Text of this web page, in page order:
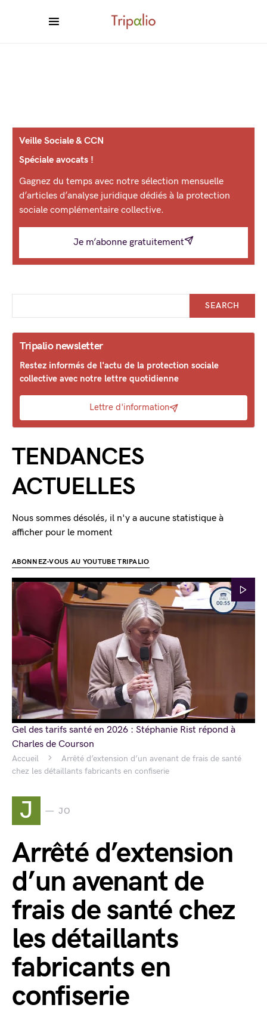
Accueil
Arrêté d’extension d’un avenant de frais de santé
chez les détaillants fabricants en confiserie
J JO
Arrêté d’extension
d’un avenant de
frais de santé chez
les détaillants
fabricants en
confiserie
Veille Sociale & CCN
Spéciale avocats !
Gagnez du temps avec notre sélection mensuelle
d’articles d’analyse juridique dédiés à la protection
sociale complémentaire collective.
Je m’abonne gratuitement
SEARCH
Tripalio newsletter
Restez informés de l'actu de la protection sociale
collective avec notre lettre quotidienne
Lettre d'information
TENDANCES
ACTUELLES
Nous sommes désolés, il n'y a aucune statistique à
afficher pour le moment
ABONNEZ-VOUS AU YOUTUBE TRIPALIO
Gel des tarifs santé en 2026 : Stéphanie Rist répond à
Charles de Courson